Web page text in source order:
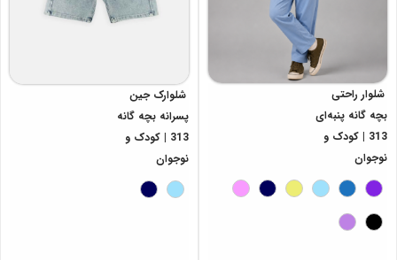
شلوار راحتی
بچه گانه پنبه‌ای
313 | کودک و
نوجوان
شلوارک جین
پسرانه بچه گانه
313 | کودک و
نوجوان